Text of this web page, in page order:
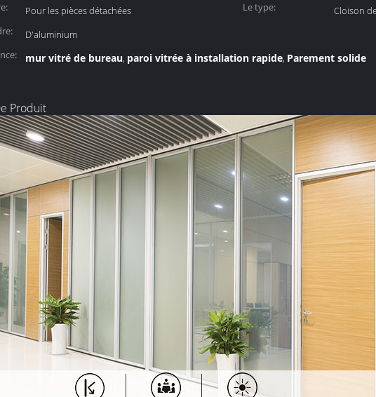
Pour les pièces détachées Le type:
Cloison
D'aluminium
mur vitré de bureau, paroi vitrée à installation rapide, Parement solide
Produit